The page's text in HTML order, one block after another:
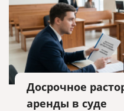
Досрочное
аренды в суде